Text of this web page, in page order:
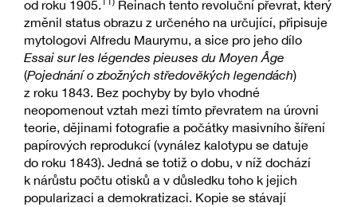
od roku 1905.
Reinach tento revoluční převrat, který
změnil status obrazu z určeného na určující, připisuje
mytologovi Alfredu Maurymu, a sice pro jeho dílo
Essai sur les légendes pieuses du Moyen Âge
(Pojednání o zbožných středověkých legendách)
z roku 1843. Bez pochyby by bylo vhodné
neopomenout vztah mezi tímto převratem na úrovni
teorie, dějinami fotografie a počátky masivního šíření
papírových reprodukcí (vynález kalotypu se datuje
do roku 1843). Jedná se totiž o dobu, v níž dochází
k nárůstu počtu otisků a v důsledku toho k jejich
popularizaci a demokratizaci. Kopie se stávají